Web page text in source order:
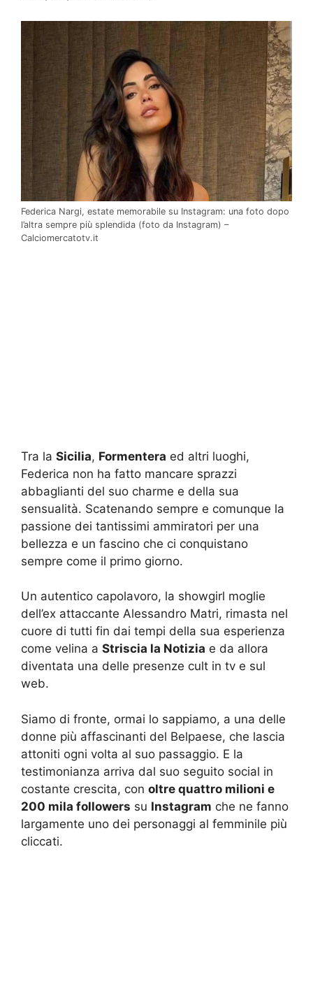
Federica Nargi, estate memorabile su Instagram: una foto dopo
l’altra sempre più splendida (foto da Instagram) –
Calciomercatotv.it
Tra la Sicilia, Formentera ed altri luoghi,
Federica non ha fatto mancare sprazzi
abbaglianti del suo charme e della sua
sensualità. Scatenando sempre e comunque la
passione dei tantissimi ammiratori per una
bellezza e un fascino che ci conquistano
sempre come il primo giorno.
Un autentico capolavoro, la showgirl moglie
dell’ex attaccante Alessandro Matri, rimasta nel
cuore di tutti fin dai tempi della sua esperienza
come velina a Striscia la Notizia e da allora
diventata una delle presenze cult in tv e sul
web.
Siamo di fronte, ormai lo sappiamo, a una delle
donne più affascinanti del Belpaese, che lascia
attoniti ogni volta al suo passaggio. E la
testimonianza arriva dal suo seguito social in
costante crescita, con oltre quattro milioni e
200 mila followers su Instagram che ne fanno
largamente uno dei personaggi al femminile più
cliccati.